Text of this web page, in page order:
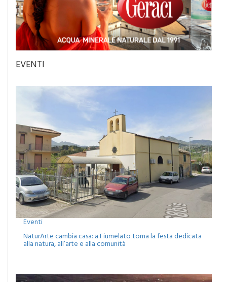
Eventi
NaturArte cambia casa: a Fiumelato torna la festa dedicata